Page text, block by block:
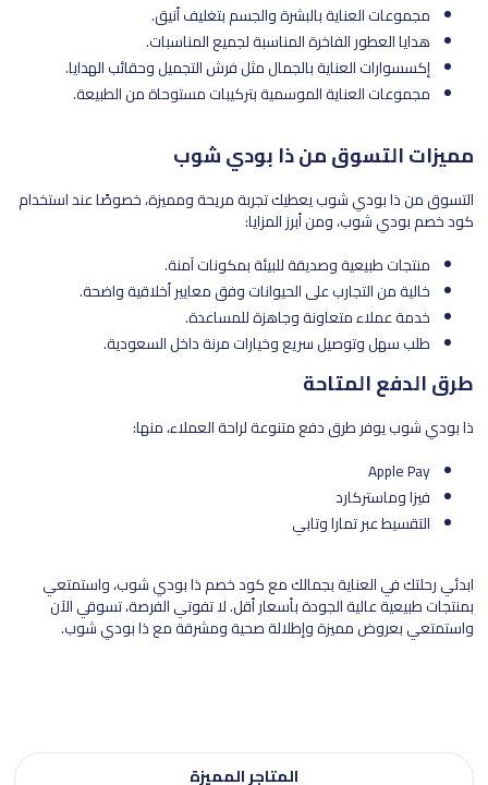
مجموعات العناية بالبشرة والجسم بتغليف أنيق.
هدايا العطور الفاخرة المناسبة لجميع المناسبات.
إكسسوارات العناية بالجمال مثل فرش التجميل وحقائب الهدايا.
مجموعات العناية الموسمية بتركيبات مستوحاة من الطبيعة.
مميزات التسوق من ذا بودي شوب
التسوق من ذا بودي شوب يعطيك تجربة مريحة ومميزة، خصوصًا عند استخدام
كود خصم بودي شوب، ومن أبرز المزايا:
منتجات طبيعية وصديقة للبيئة بمكونات آمنة.
خالية من التجارب على الحيوانات وفق معايير أخلاقية واضحة.
خدمة عملاء متعاونة وجاهزة للمساعدة.
طلب سهل وتوصيل سريع وخيارات مرنة داخل السعودية.
طرق الدفع المتاحة
ذا بودي شوب يوفر طرق دفع متنوعة لراحة العملاء، منها:
Apple Pay
فيزا وماستركارد
التقسيط عبر تمارا وتابي
ابدئي رحلتك في العناية بجمالك مع كود خصم ذا بودي شوب، واستمتعي
بمنتجات طبيعية عالية الجودة بأسعار أقل. لا تفوتي الفرصة، تسوقي الآن
واستمتعي بعروض مميزة وإطلالة صحية ومشرقة مع ذا بودي شوب.
المتاجر المميزة